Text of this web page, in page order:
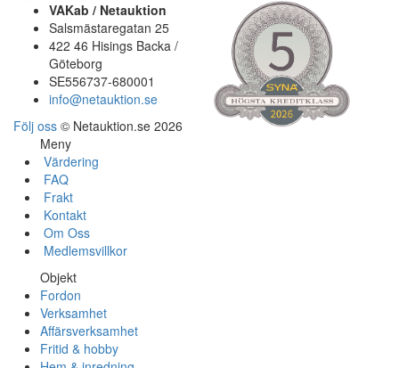
VAKab / Netauktion
Salsmästaregatan 25
422 46 Hisings Backa /
Göteborg
SE556737-680001
info@netauktion.se
Följ oss © Netauktion.se 2026
Meny
Värdering
FAQ
Frakt
Kontakt
Om Oss
Medlemsvillkor
Objekt
Fordon
Verksamhet
Affärsverksamhet
Fritid & hobby